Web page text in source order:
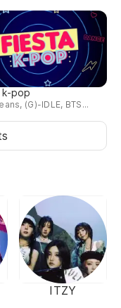
pop
(G)-IDLE, BTS...
ITZY